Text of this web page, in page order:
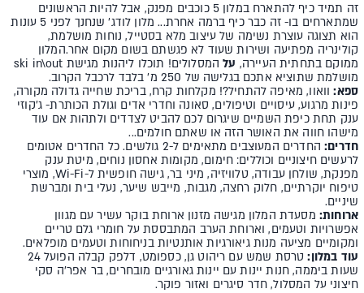
זה תמיד כיף להתארח במלון 5 כוכבים מפנק, אבל להיות הראשונים
שמתארחים בו- זה כבר כיף ברמה אחרת... מלון לודג' שנחנך לפני 5 עונות
הוא תצוגה עוצרת נשימה של עיצוב מלא בסטייל, נוחות מושלמת,
קולינריה מפתיעה ושירות שעוד לא פגשתם בשום מקום אחר.המלון
ממוקם בתחתית העיירה, על
המסלולים! תוכלו ליהנות מגישת ski in\out
מושלמת שתוציא אתכם בגלישה של 250 מ' בלבד לרכבל הקרוב.
ספא:וואוו, מאיפה להתחיל?! מקלחות קרח, בריכת שחייה גדולה מקורה,
פינות מרגוע, עיסויים וטיפולים, סאונה וחדרי אדים וגולת הכותרת- ג'קוזי
ענק תחת כיפת השמיים שיגרום לכם להביט לצדדים ולתהות אם עוד
מישהו חווה את האושר הזה או שאתם חולמים...
חדרים:
החדרים המעוצבים מתאימים ל-2 גולשים. כל החדרים אטומים
לרעשים חיצוניים וכוללים: חימום, מקומות אחסון נוחים, מיטת ענק
מפנקת, שולחן עבודה, טלוויזיה, מיני בר, גישה חופשית ל-Wi-Fi, מוצרי
טיפוח יוקרתיים, חלוק רחצה, מגבות, מייבש שיער, נעלי בית ומברשת
שיניים.
ארוחות: מסעדת המלון מגישה מזנון ארוחת בוקר עשיר עם מגוון
אפשרויות וטעמים, וארוחת הערב המתבססת על חומרי גלם טריים
ומקומיים מציעה מנות גיאורגיות אותנטיות בניחוחות וטעמים מופלאים.
עוד במלון:
טרסת שמש עם ריהוט גן, כספומט, דלפק קבלה הפועל 24
שעות ביממה, חנות יינות עם יינות גאורגיים מובחרים, בר אפר'ה סקי
חיצוני על המסלול, חדר סיגרים ואזור פוקר.